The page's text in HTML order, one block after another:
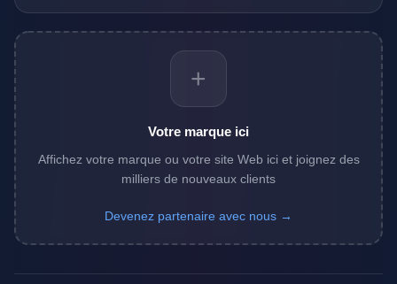
+
Votre marque ici
Affichez votre marque ou votre site Web ici et joignez des
milliers de nouveaux clients
Devenez partenaire avec nous →